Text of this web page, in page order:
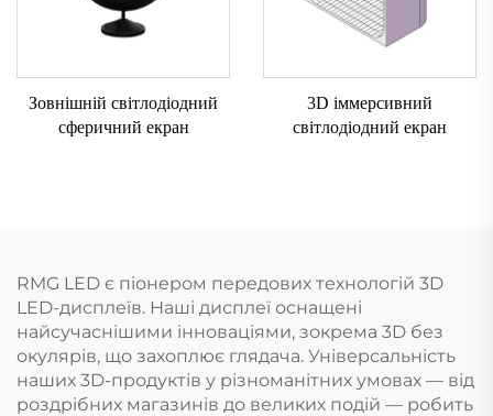
Зовнішній світлодіодний
сферичний екран
3D іммерсивний
світлодіодний екран
RMG LED є піонером передових технологій 3D
LED-дисплеїв. Наші дисплеї оснащені
найсучаснішими інноваціями, зокрема 3D без
окулярів, що захоплює глядача. Універсальність
наших 3D-продуктів у різноманітних умовах — від
роздрібних магазинів до великих подій — робить